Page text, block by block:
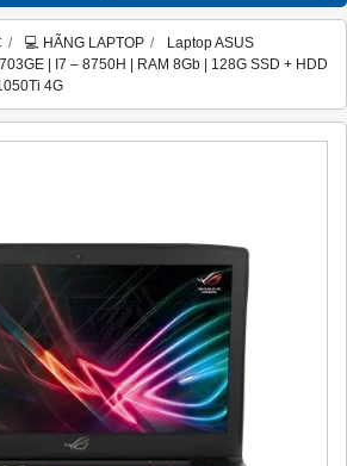
💻 HÃNG LAPTOP
Laptop ASUS
| I7 – 8750H | RAM 8Gb | 128G SSD + HDD
4G